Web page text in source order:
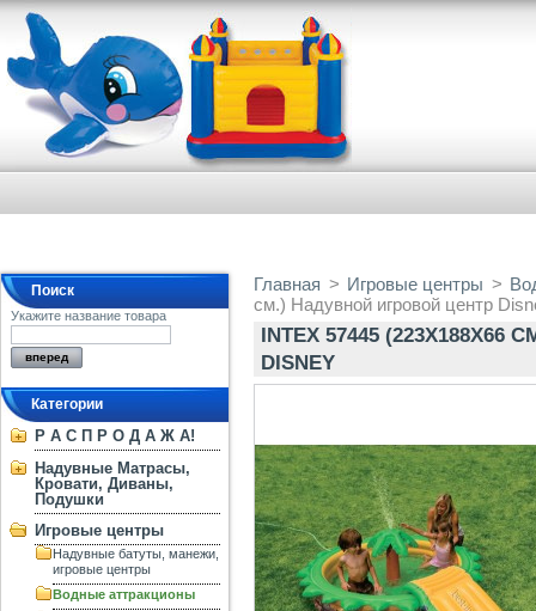
Поиск
Укажите название товара
Категории
Р А С П Р О Д А Ж А!
Надувные Матрасы,
Кровати, Диваны,
Подушки
Игровые центры
Надувные батуты, манежи,
игровые центры
Водные аттракционы
Главная > Игровые центры >
см.) Надувной игровой центр
INTEX 57445
DISNEY